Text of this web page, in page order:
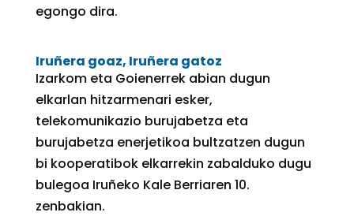
egongo dira.
Iruñera goaz, Iruñera gatoz
Izarkom eta Goienerrek abian dugun
elkarlan hitzarmenari esker,
telekomunikazio burujabetza eta
burujabetza enerjetikoa bultzatzen dugun
bi kooperatibok elkarrekin zabalduko dugu
bulegoa Iruñeko Kale Berriaren 10.
zenbakian.